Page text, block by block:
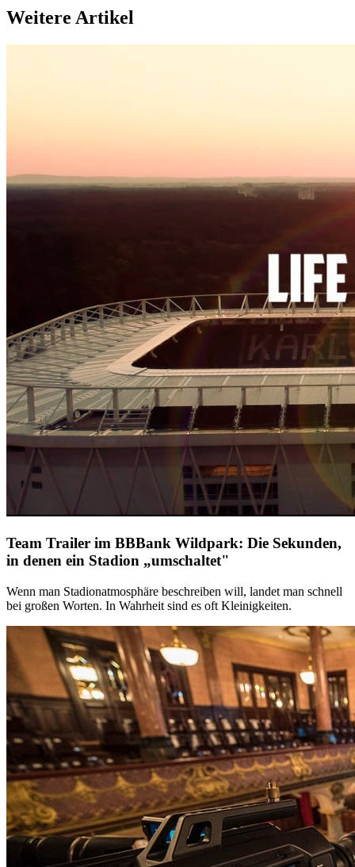
Weitere Artikel
Team Trailer im BBBank Wildpark: Die Sekunden,
in denen ein Stadion „umschaltet"
Wenn man Stadionatmosphäre beschreiben will, landet man schnell
bei großen Worten. In Wahrheit sind es oft Kleinigkeiten.